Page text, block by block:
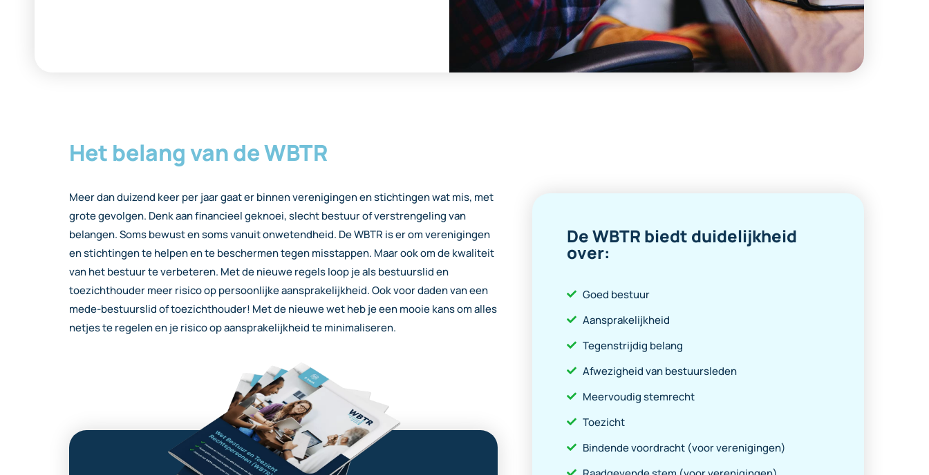
Het belang van de WBTR
Meer dan duizend keer per jaar gaat er binnen verenigingen en stichtingen wat mis, met
grote gevolgen. Denk aan financieel geknoei, slecht bestuur of verstrengeling van
belangen. Soms bewust en soms vanuit onwetendheid. De WBTR is er om verenigingen
en stichtingen te helpen en te beschermen tegen misstappen. Maar ook om de kwaliteit
van het bestuur te verbeteren. Met de nieuwe regels loop je als bestuurslid en
toezichthouder meer risico op persoonlijke aansprakelijkheid. Ook voor daden van een
mede-bestuurslid of toezichthouder! Met de nieuwe wet heb je een mooie kans om alles
netjes te regelenen je risico op aansprakelijkheid te minimaliseren.
De WBTR biedt duidelijkheid
over:
Goed bestuur
Aansprakelijkheid
Tegenstrijdig belang
Afwezigheid van bestuursleden
Meervoudig stemrecht
Toezicht
Bindende voordracht (voor verenigingen)